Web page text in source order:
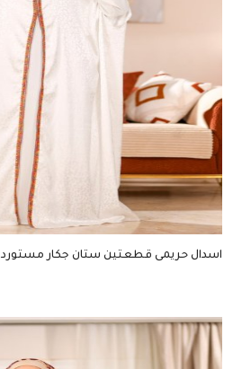
اسدال حريمى قطعتين ستان جكار مستورد